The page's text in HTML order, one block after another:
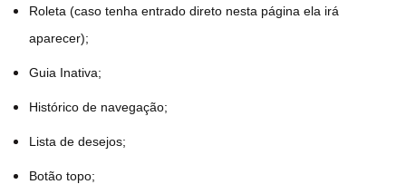
Roleta (caso tenha entrado direto nesta página ela irá
aparecer);
Guia Inativa;
Histórico de navegação;
Lista de desejos;
Botão topo;